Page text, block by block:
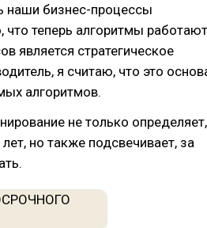
наши бизнес-процессы
что теперь алгоритмы работают
является стратегическое
я считаю, что это
алгоритмов.
не только определяет,
но также подсвечивает, за